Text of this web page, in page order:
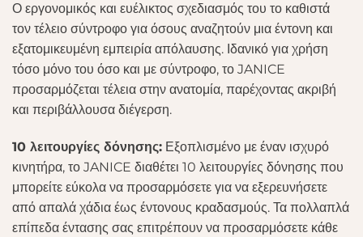
Ο εργονομικός και ευέλικτος σχεδιασμός του το καθιστά
τον τέλειο σύντροφο για όσους αναζητούν μια έντονη και
εξατομικευμένη εμπειρία απόλαυσης. Ιδανικό για χρήση
τόσο μόνο του όσο και με σύντροφο, το JANICE
προσαρμόζεται τέλεια στην ανατομία, παρέχοντας ακριβή
και περιβάλλουσα διέγερση.
10 λειτουργίες δόνησης: Εξοπλισμένο με έναν ισχυρό
κινητήρα, το JANICE διαθέτει 10 λειτουργίες δόνησης που
μπορείτε εύκολα να προσαρμόσετε για να εξερευνήσετε
από απαλά χάδια έως έντονους κραδασμούς. Τα πολλαπλά
επίπεδα έντασης σας επιτρέπουν να προσαρμόσετε κάθε